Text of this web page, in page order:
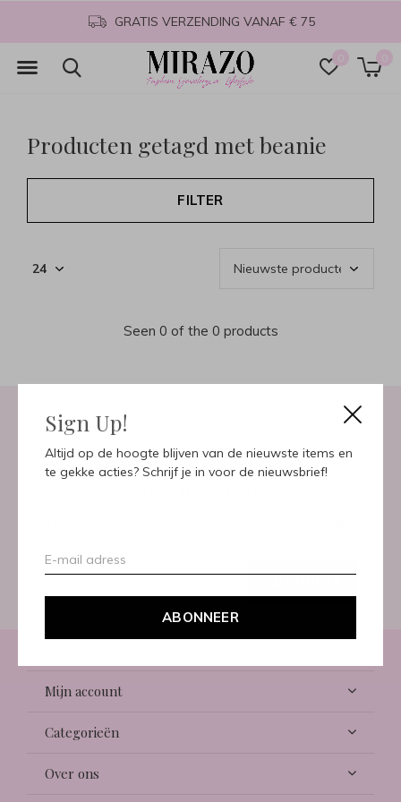
Sign Up!
Altijd op de hoogte blijven van de nieuwste items en
te gekke acties? Schrijf je in voor de nieuwsbrief!
ABONNEER
0 0
GRATIS VERZENDING VANAF € 75
Producten getagd met beanie
FILTER
Seen 0 of the 0 products
Meld je aan voor onze
nieuwsbrief
Mijn account
Categorieën
Over ons